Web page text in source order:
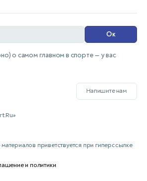
Ок
о самом главном в спорте — у вас
Напишите нам
приветствуется при гиперссылке
и политики